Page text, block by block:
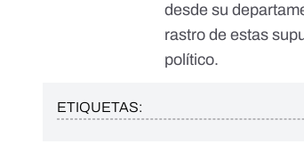
desde su
rastro de estas
político.
ETIQUETAS: